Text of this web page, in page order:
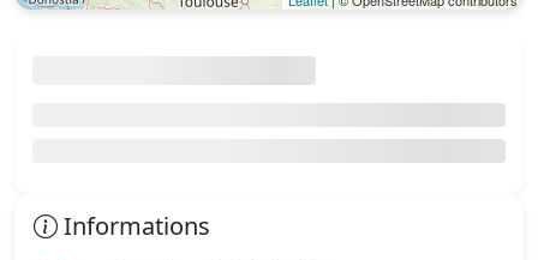
Informations